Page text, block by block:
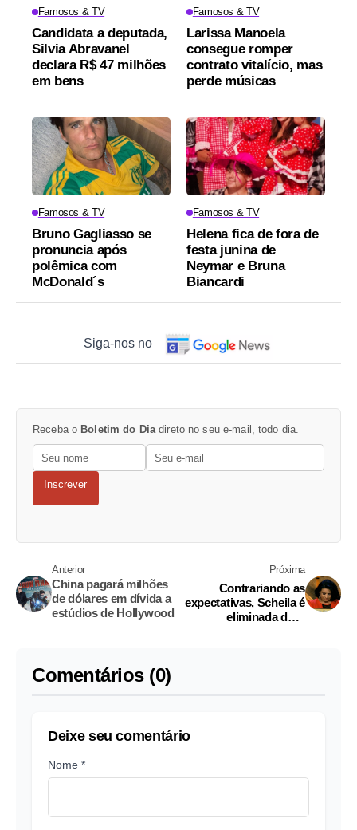
Famosos & TV
Candidata a deputada,
Silvia Abravanel
declara R$ 47 milhões
em bens
Famosos & TV
Larissa Manoela
consegue romper
contrato vitalício, mas
perde músicas
Famosos & TV
Bruno Gagliasso se
pronuncia após
polêmica com
McDonald´s
Famosos & TV
Helena fica de fora de
festa junina de
Neymar e Bruna
Biancardi
Siga-nos no
Receba o Boletim do Dia direto no seu e-mail, todo dia.
Inscrever
Anterior
China pagará milhões
de dólares em dívida a
estúdios de Hollywood
Próxima
Contrariando as
expectativas, Scheila é
eliminada de A
Comentários (0)
Deixe seu comentário
Nome *